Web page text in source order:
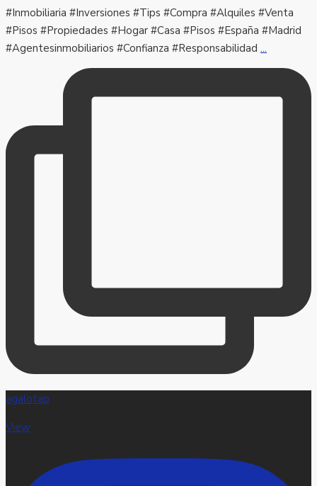
#Inmobiliaria #Inversiones #Tips #Compra #Alquiles #Venta
#Pisos #Propiedades #Hogar #Casa #Pisos #España #Madrid
#Agentesinmobiliarios #Confianza #Responsabilidad ...
agalotap
View